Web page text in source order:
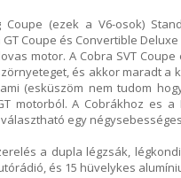
Coupe (ezek a V6-osok)
GT Coupe és Convertible
motor. A Cobra SVT
és akkor maradt a
ami (esküszöm nem tudom
motorból. A Cobrákhoz es
egy
a dupla légzsák,
és 15 hüvelykes